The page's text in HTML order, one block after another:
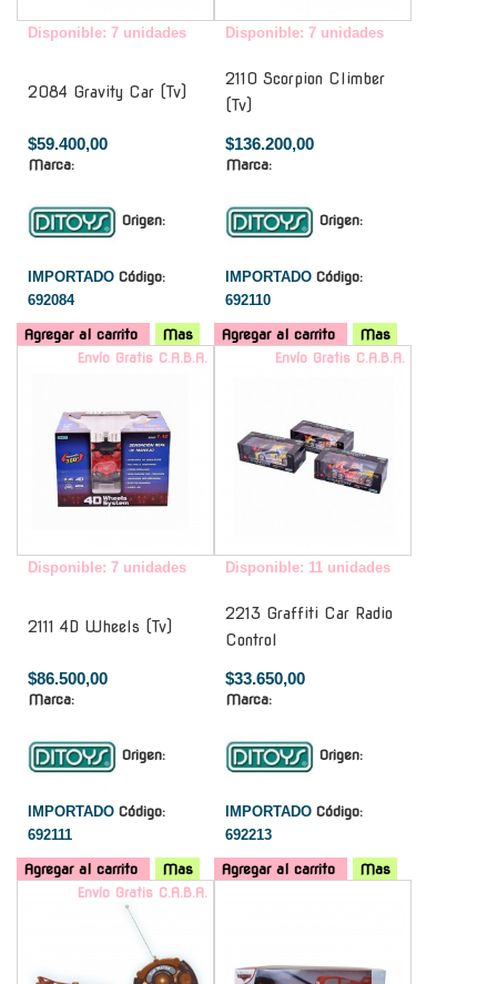
Disponible: 7 unidades
2084 Gravity Car (Tv)
$59.400,00
Marca:
Origen:
IMPORTADO Código:
692084
Agregar al carrito Mas
Disponible: 7 unidades
2110 Scorpion Climber
(Tv)
$136.200,00
Marca:
Origen:
IMPORTADO Código:
692110
Agregar al carrito
Mas
Envío Gratis C.A.B.A.
Disponible: 7 unidades
2111 4D Wheels (Tv)
$86.500,00
Marca:
Origen:
IMPORTADO Código:
692111
Agregar al carrito Mas
Envío Gratis C.A.B.A.
Disponible: 11 unidades
2213 Graffiti Car Radio
Control
$33.650,00
Marca:
Origen:
IMPORTADO Código:
692213
Agregar al carrito
Mas
Envío Gratis C.A.B.A.